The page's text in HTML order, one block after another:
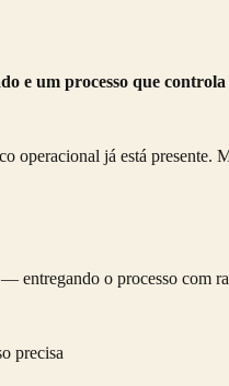
e um processo que
operacional já está presente.
entregando o processo com
precisa